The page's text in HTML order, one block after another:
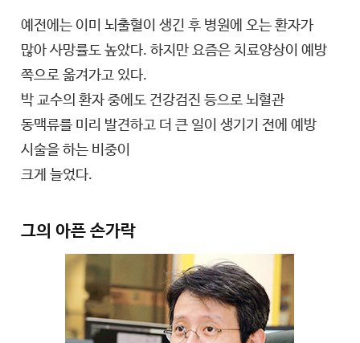
예전에는 이미 뇌출혈이 생긴 후 병원에 오는 환자가
많아 사망률도 높았다. 하지만 요즘은 치료양상이 예방
쪽으로 옮겨가고 있다.
박 교수의 환자 중에도 건강검진 등으로 뇌혈관
동맥류를 미리 발견하고 더 큰 일이 생기기 전에 예방
시술을 하는 비중이
크게 늘었다.
그의 아픈 손가락